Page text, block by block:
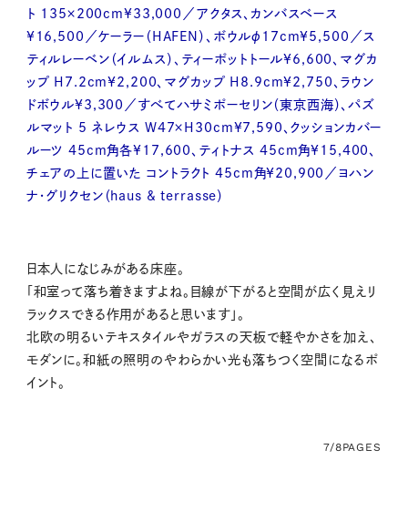
ト 135×200cm¥33,000／アクタス、カンバスベース
¥16,500／ケーラー（HAFEN）、ボウルφ17cm¥5,500／ス
ティルレーベン（イルムス）、ティーポットトール¥6,600、マグカ
ップ H7.2cm¥2,200、マグカップ H8.9cm¥2,750、ラウン
ドボウル¥3,300／すべてハサミポーセリン（東京西海）、パズ
ルマット 5 ネレウス W47×H30cm¥7,590、クッションカバー
ルーツ 45cm角各¥17,600、ティトナス 45cm角¥15,400、
チェアの上に置いた コントラクト 45cm角¥20,900／ヨハン
ナ・グリクセン（haus & terrasse）
日本人になじみがある床座。
「和室って落ち着きますよね。目線が下がると空間が広く見えリ
ラックスできる作用があると思います」。
北欧の明るいテキスタイルやガラスの天板で軽やかさを加え、
モダンに。和紙の照明のやわらかい光も落ちつく空間になるポ
イント。
7/8PAGES